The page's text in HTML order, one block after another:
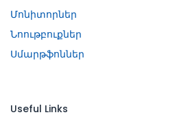
Մոնիտորներ
Նոութբուքներ
Սմարթֆոններ
Useful Links